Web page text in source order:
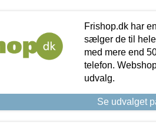
Frishop.dk har
sælger de til hele
med mere end
telefon.
udvalg.
Se udvalget